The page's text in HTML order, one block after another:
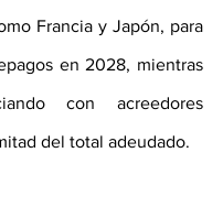
Francia y Japón, para
en 2028, mientras
con acreedores
del total adeudado.